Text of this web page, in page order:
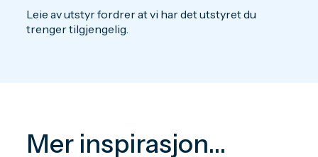
Leie av utstyr fordrer at vi har det utstyret du
trenger tilgjengelig.
Mer inspirasjon...